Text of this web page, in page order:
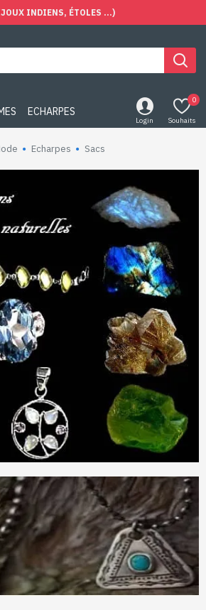
INDIENS, ÉTOLES ...)
ECHARPES
Login Souhaits
0
Echarpes Sacs